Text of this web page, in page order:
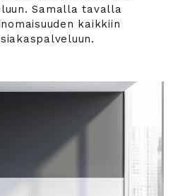
Samalla tavalla
kaikkiin